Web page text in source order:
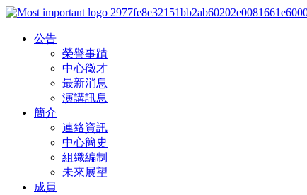
公告
榮譽事蹟
中心徵才
最新消息
演講訊息
簡介
連絡資訊
中心簡史
組織編制
未來展望
成員